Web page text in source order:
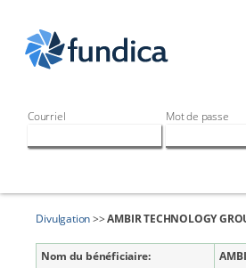
Courriel Mot de passe
Divulgation>>AMBIR TECHNOLOGY
Nom du bénéficiaire: